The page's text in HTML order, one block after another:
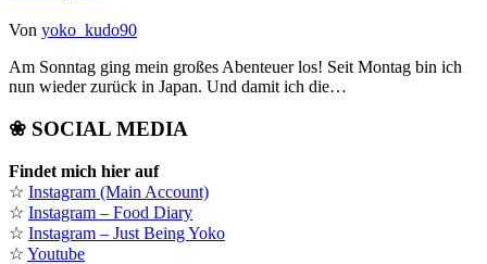
Von yoko_kudo90
Am Sonntag ging mein großes Abenteuer los! Seit Montag bin ich
nun wieder zurück in Japan. Und damit ich die…
❀ SOCIAL MEDIA
Findet mich hier auf
☆ Instagram (Main Account)
☆ Instagram – Food Diary
☆ Instagram – Just Being Yoko
☆ Youtube